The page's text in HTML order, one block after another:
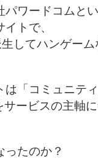
パワードコムと
トで、
してハンゲー
「コミュニテ
サービスの主軸
ったのか？